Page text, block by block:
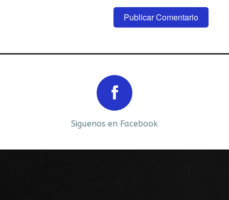
Siguenos en Facebook